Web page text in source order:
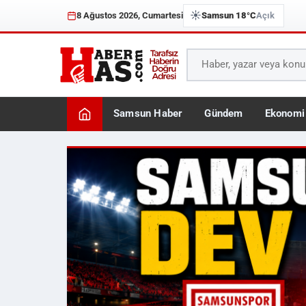
8 Ağustos 2026, Cumartesi ☀️Samsun 18°CAçık
Samsun Haber Gündem Ekonomi
Haberhas — Samsun